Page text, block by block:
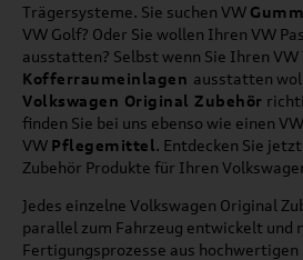
Trägersysteme. Sie suchen VW
VW Golf? Oder Sie wollen Ihren VW
ausstatten? Selbst wenn Sie Ihren
Kofferraumeinlagen ausstatten
Volkswagen Original Zubehör
finden Sie bei uns ebenso wie einen VW
VW Pflegemittel. Entdecken Sie
Zubehör Produkte für Ihren
Jedes einzelne Volkswagen Original
parallel zum Fahrzeug entwickelt
Fertigungsprozesse aus